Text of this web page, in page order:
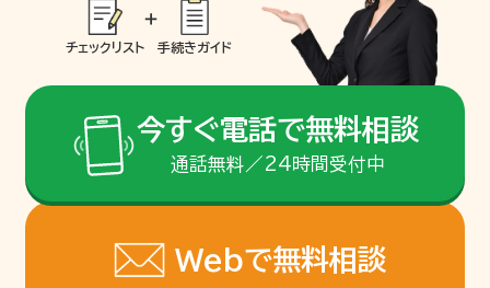
チェックリスト 手続きガイド
今すぐ電話で無料相談
通話無料／24時間受付中
Webで無料相談